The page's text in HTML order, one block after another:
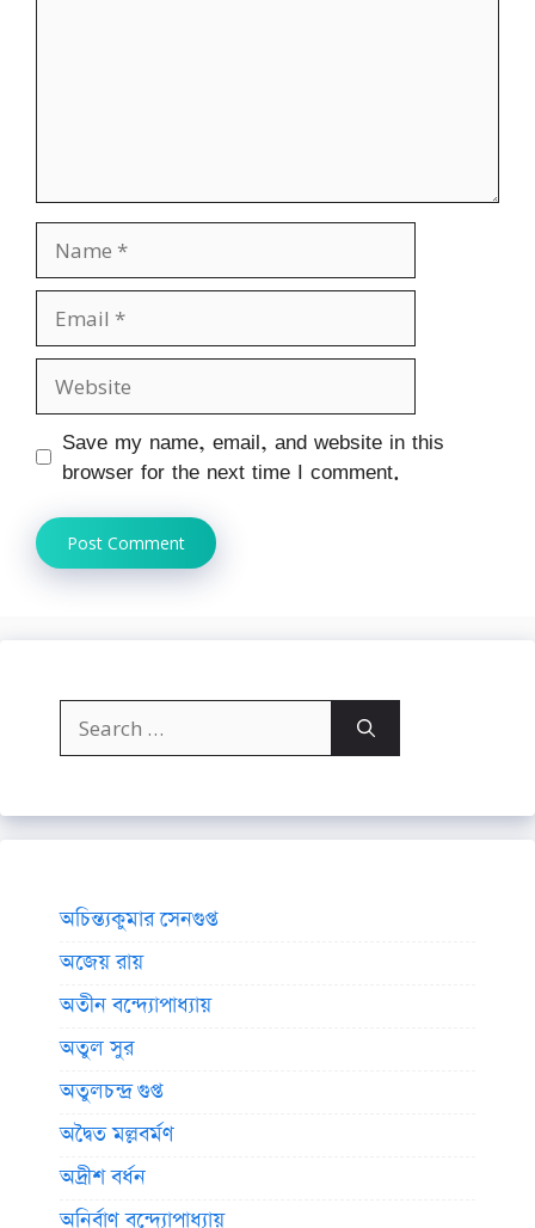
Name
Email
Website
Save my name, email, and website in this
browser for the next time I comment.
Search
for:
অচিন্ত্যকুমার সেনগুপ্ত
অজেয় রায়
অতীন বন্দ্যোপাধ্যায়
অতুল সুর
অতুলচন্দ্র গুপ্ত
অদ্বৈত মল্লবর্মণ
অদ্রীশ বর্ধন
অনির্বাণ বন্দ্যোপাধ্যায়